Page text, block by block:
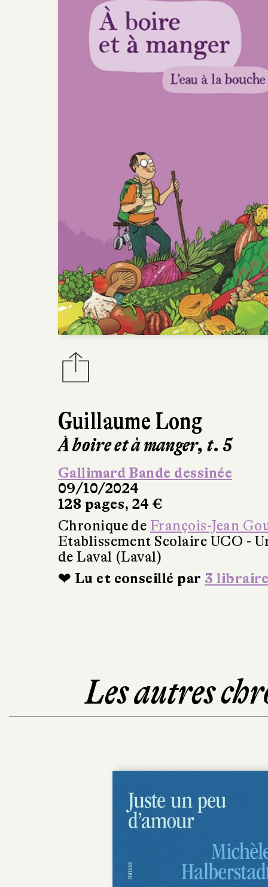
Guillaume Long
À boire et à manger, t. 5
Gallimard Bande dessinée
09/10/2024
128 pages, 24 €
Chronique de François-Jean
Etablissement Scolaire UCO -
de Laval (Laval)
❤ Lu et conseillé par 3
Les autres